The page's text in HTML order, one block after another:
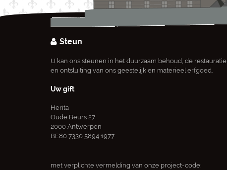
Steun
U kan ons steunen in het duurzaam behoud, de restauratie
en ontsluiting van ons geestelijk en materieel erfgoed.
Uw gift
Herita
Oude Beurs 27
2000 Antwerpen
BE80 7330 5894 1977
met verplichte vermelding van onze project-code: